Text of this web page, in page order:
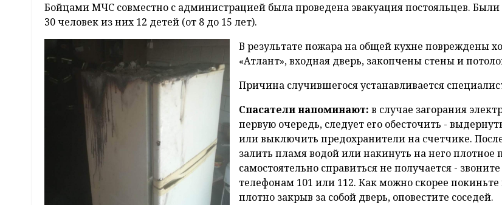
Бойцами МЧС совместно с администрацией была проведена эвакуация постояльцев.
30 человек из них 12 детей (от 8 до 15 лет).
В результате пожара на общей кухне повреждены
«Атлант», входная дверь, закопчены стены и
Причина случившегося устанавливается
Спасатели напоминают: в случае загорания
первую очередь, следует его обесточить -
или выключить предохранители на счетчике.
залить пламя водой или накинуть на него плотное
самостоятельно справиться не получается -
телефонам 101 или 112. Как можно скорее
плотно закрыв за собой дверь, оповестите соседей.